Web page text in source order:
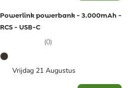
Powerlink powerbank - 3.000mAh -
RCS - USB-C
(0)
Vrijdag 21 Augustus